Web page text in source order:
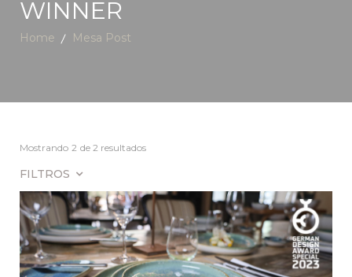
WINNER
Home Mesa Post
Mostrando 2 de 2 resultados
FILTROS